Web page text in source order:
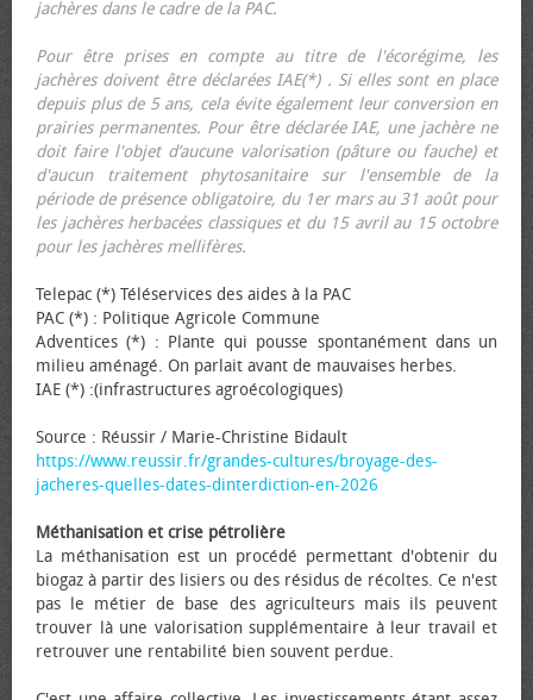
jachères dans le cadre de la PAC.
Pour être prises en compte au titre de l'écorégime, les
jachères doivent être déclarées IAE(*) . Si elles sont en place
depuis plus de 5 ans, cela évite également leur conversion en
prairies permanentes. Pour être déclarée IAE, une jachère ne
doit faire l'objet d’aucune valorisation (pâture ou fauche) et
d'aucun traitement phytosanitaire sur l'ensemble de la
période de présence obligatoire, du 1er mars au 31 août pour
les jachères herbacées classiques et du 15 avril au 15 octobre
pour les jachères mellifères.
Telepac (*) Téléservices des aides à la PAC
PAC (*) : Politique Agricole Commune
Adventices (*) : Plante qui pousse spontanément dans un
milieu aménagé. On parlait avant de mauvaises herbes.
IAE (*) :(infrastructures agroécologiques)
Source : Réussir / Marie-Christine Bidault
https://www.reussir.fr/grandes-cultures/broyage-des-
jacheres-quelles-dates-dinterdiction-en-2026
Méthanisation et crise pétrolière
La méthanisation est un procédé permettant d'obtenir du
biogaz à partir des lisiers ou des résidus de récoltes. Ce n'est
pas le métier de base des agriculteurs mais ils peuvent
trouver là une valorisation supplémentaire à leur travail et
retrouver une rentabilité bien souvent perdue.